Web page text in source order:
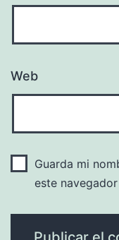
Web
Guarda mi
este